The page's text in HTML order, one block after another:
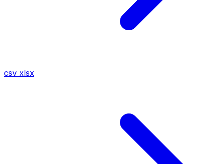
csv xlsx